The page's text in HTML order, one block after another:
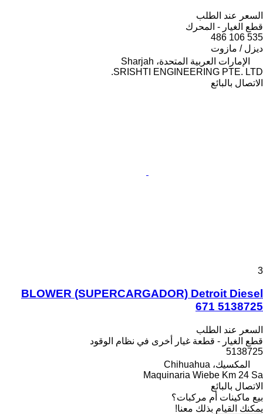
السعر عند الطلب
قطع الغيار - المحرك
535 106 486
ديزل / مازوت
الإمارات العربية المتحدة، Sharjah
SRISHTI ENGINEERING PTE. LTD.
الاتصال بالبائع
3
BLOWER (SUPERCARGADOR) Detroit Diesel
671 5138725
السعر عند الطلب
قطع الغيار - قطعة غيار أخرى في نظام الوقود
5138725
المكسيك، Chihuahua
Maquinaria Wiebe Km 24 Sa
الاتصال بالبائع
بيع ماكينات أم مركبات؟
يمكنك القيام بذلك معنا!